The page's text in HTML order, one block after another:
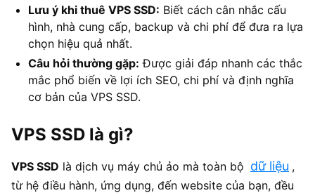
Lưu ý khi thuê VPS SSD: Biết cách cân nhắc cấu
hình, nhà cung cấp, backup và chi phí để đưa ra lựa
chọn hiệu quả nhất.
Câu hỏi thường gặp: Được giải đáp nhanh các thắc
mắc phổ biến về lợi ích SEO, chi phí và định nghĩa
cơ bản của VPS SSD.
VPS SSD là gì?
VPS SSD là dịch vụ máy chủ ảo mà toàn bộ dữ liệu ,
từ hệ điều hành, ứng dụng, đến website của bạn, đều